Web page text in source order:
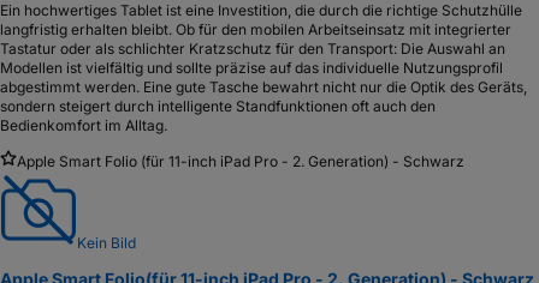
Ein hochwertiges Tablet ist eine Investition, die durch die richtige Schutzhülle
langfristig erhalten bleibt. Ob für den mobilen Arbeitseinsatz mit integrierter
Tastatur oder als schlichter Kratzschutz für den Transport: Die Auswahl an
Modellen ist vielfältig und sollte präzise auf das individuelle Nutzungsprofil
abgestimmt werden. Eine gute Tasche bewahrt nicht nur die Optik des Geräts,
sondern steigert durch intelligente Standfunktionen oft auch den
Bedienkomfort im Alltag.
Apple Smart Folio (für 11-inch iPad Pro - 2. Generation) - Schwarz
Kein Bild